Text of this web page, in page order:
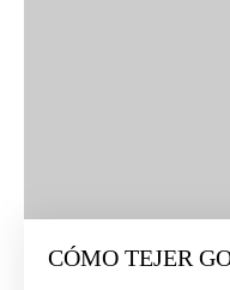
CÓMO TEJER